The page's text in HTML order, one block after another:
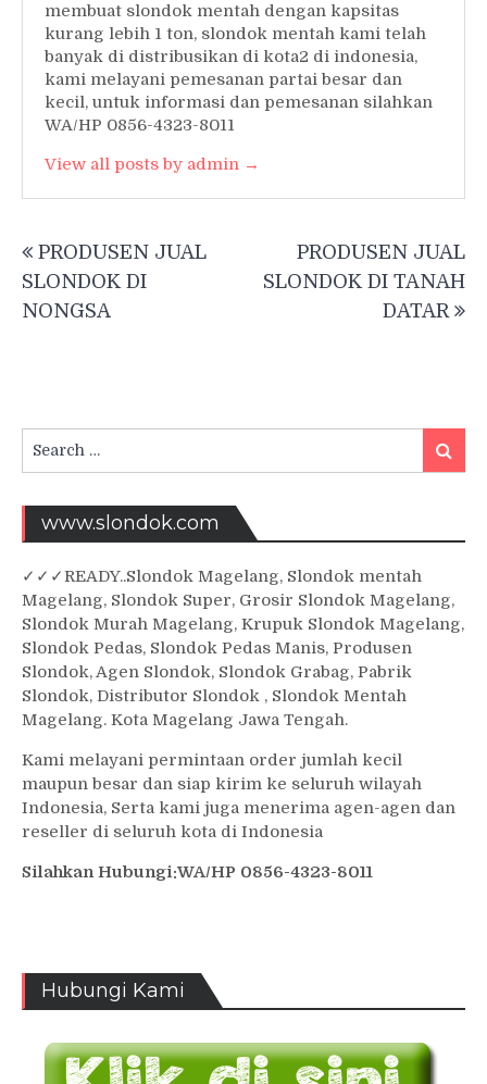
membuat slondok mentah dengan kapsitas
kurang lebih 1 ton, slondok mentah kami telah
banyak di distribusikan di kota2 di indonesia,
kami melayani pemesanan partai besar dan
kecil, untuk informasi dan pemesanan silahkan
WA/HP 0856-4323-8011
View all posts by admin →
navigation
PRODUSEN JUAL
SLONDOK DI
NONGSA
PRODUSEN JUAL
SLONDOK DI TANAH
DATAR
for:
Search
www.slondok.com
✓ ✓✓READY..Slondok Magelang, Slondok mentah
Magelang, Slondok Super, Grosir Slondok Magelang,
Slondok Murah Magelang, Krupuk Slondok Magelang,
Slondok Pedas, Slondok Pedas Manis, Produsen
Slondok, Agen Slondok, Slondok Grabag, Pabrik
Slondok, Distributor Slondok , Slondok Mentah
Magelang. Kota Magelang Jawa Tengah.
Kami melayani permintaan order jumlah kecil
maupun besar dan siap kirim ke seluruh wilayah
Indonesia, Serta kami juga menerima agen-agen dan
reseller di seluruh kota di Indonesia
Silahkan Hubungi:WA/HP 0856-4323-8011
Hubungi Kami